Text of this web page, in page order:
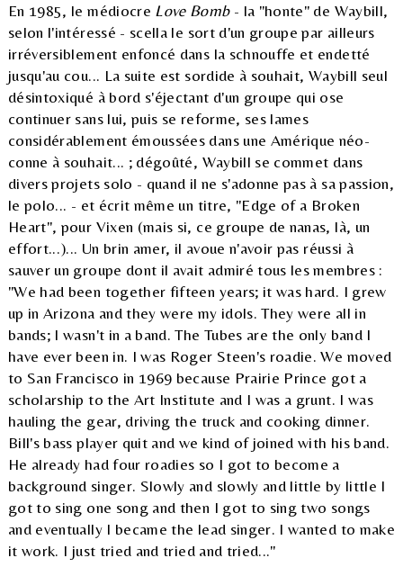
En 1985, le médiocre Love Bomb- la "honte" de Waybill,
selon l'intéressé - scella le sort d'un groupe par ailleurs
irréversiblement enfoncé dans la schnouffe et endetté
jusqu'au cou... La suite est sordide à souhait, Waybill seul
désintoxiqué à bord s'éjectant d'un groupe qui ose
continuer sans lui, puis se reforme, ses lames
considérablement émoussées dans une Amérique néo-
conne à souhait... ; dégoûté, Waybill se commet dans
divers projets solo - quand il ne s'adonne pas à sa passion,
le polo... - et écrit même un titre, "Edge of a Broken
Heart", pour Vixen (mais si, ce groupe de nanas, là, un
effort...)... Un brin amer, il avoue n'avoir pas réussi à
sauver un groupe dont il avait admiré tous les membres :
"We had been together fifteen years; it was hard. I grew
up in Arizona and they were my idols. They were all in
bands; I wasn't in a band. The Tubes are the only band I
have ever been in. I was Roger Steen's roadie. We moved
to San Francisco in 1969 because Prairie Prince got a
scholarship to the Art Institute and I was a grunt. I was
hauling the gear, driving the truck and cooking dinner.
Bill's bass player quit and we kind of joined with his band.
He already had four roadies so I got to become a
background singer. Slowly and slowly and little by little I
got to sing one song and then I got to sing two songs
and eventually I became the lead singer. I wanted to make
it work. I just tried and tried and tried..."